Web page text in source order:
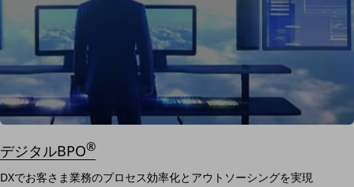
モビリティ
製造・建設業
小売業
キーワードで探す
モバイルTOP
法人向けスマホ・携帯に関する、
おすすめの機種、料金やサービスをご紹介
製品
デジタルBPO®
DXでお客さま業務のプロセス効率化とアウトソーシングを実現